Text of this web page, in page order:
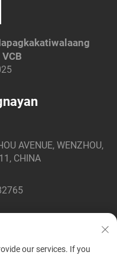
AVENUE, WENZHOU,
CHINA
our services. If you